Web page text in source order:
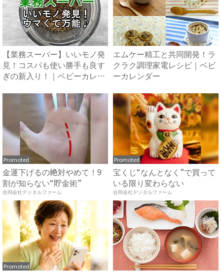
【業務スーパー】いいモノ発
見！コスパも使い勝手も良す
ぎの新入り！｜ベビーカレン
エムケー精工と共同開発！ラ
クラク調理家電レシピ｜ベビ
ーカレンダー
Promoted
金運下げるの絶対やめて！9
割が知らない“貯金術”
合同会社デジタルファーム
Promoted
宝くじ“なんとなく”で買って
いる限り変わらない
合同会社デジタルファーム
Promoted